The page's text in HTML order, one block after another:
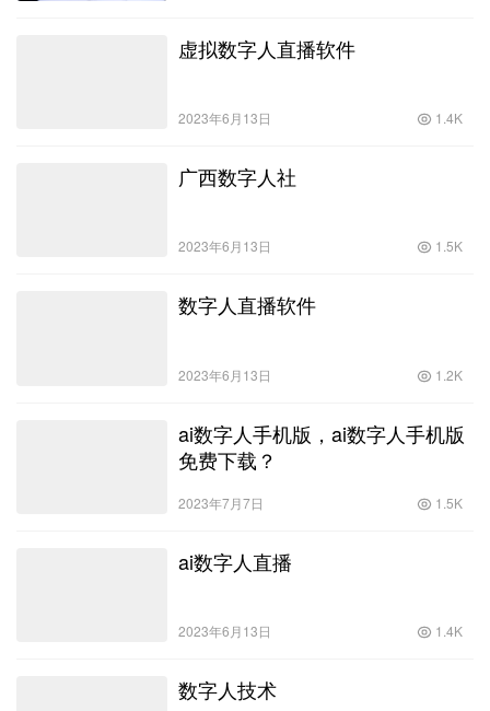
虚拟数字人直播软件
2023年6月13日 1.4K
广西数字人社
2023年6月13日 1.5K
数字人直播软件
2023年6月13日 1.2K
ai数字人手机版，ai数字人手机版
免费下载？
2023年7月7日 1.5K
ai数字人直播
2023年6月13日 1.4K
数字人技术